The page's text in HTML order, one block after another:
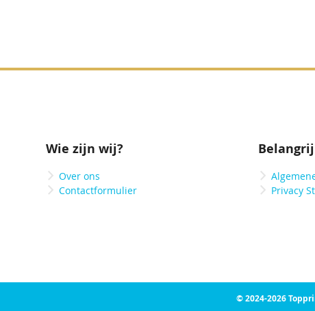
Wie zijn wij?
Over ons
Contactformulier
Privacy
© 2024-2026